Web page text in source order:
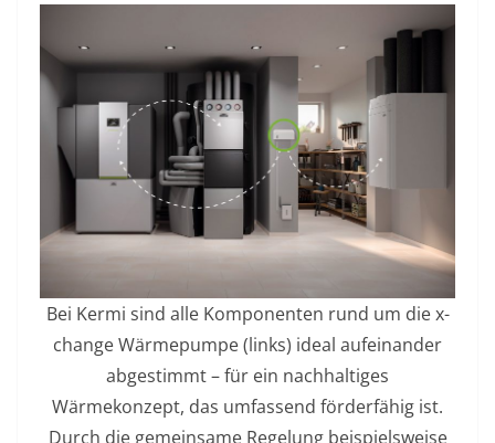
Bei Kermi sind alle Komponenten rund um die x-
change Wärmepumpe (links) ideal aufeinander
abgestimmt – für ein nachhaltiges
Wärmekonzept, das umfassend förderfähig ist.
Durch die gemeinsame Regelung beispielsweise